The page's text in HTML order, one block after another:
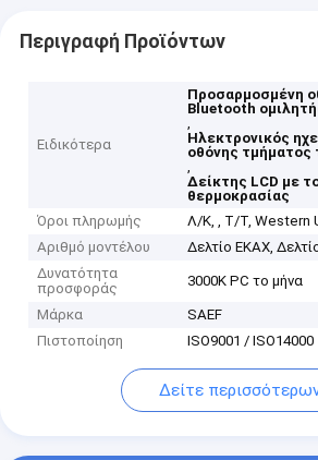
Περιγραφή Προϊόντων
Ειδικότερα
Προσαρμοσμένη
Bluetooth
,
Ηλεκτρονικός
οθόνης τμήματος
,
Δείκτης LCD με
θερμοκρασίας
Όροι πληρωμής
Λ/Κ, , T/T, Western
Αριθμό μοντέλου
Δελτίο ΕΚΑΧ,
Δυνατότητα
προσφοράς
3000K PC το μήνα
Μάρκα
SAEF
Πιστοποίηση
ISO9001 / ISO14000
Δείτε